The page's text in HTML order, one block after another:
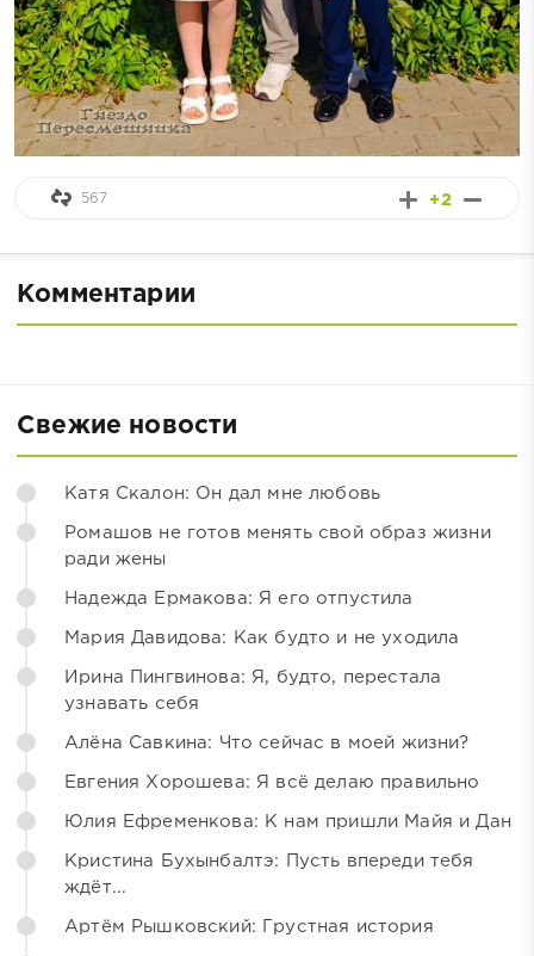
+2
567
Комментарии
Свежие новости
Катя Скалон: Он дал мне любовь
Ромашов не готов менять свой образ жизни
ради жены
Надежда Ермакова: Я его отпустила
Мария Давидова: Как будто и не уходила
Ирина Пингвинова: Я, будто, перестала
узнавать себя
Алёна Савкина: Что сейчас в моей жизни?
Евгения Хорошева: Я всё делаю правильно
Юлия Ефременкова: К нам пришли Майя и Дан
Кристина Бухынбалтэ: Пусть впереди тебя
ждёт...
Артём Рышковский: Грустная история